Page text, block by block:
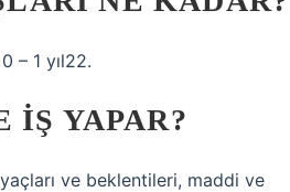
– 1 yıl22.
IŞ YAPAR?
ve beklentileri, maddi ve